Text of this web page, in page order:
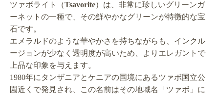
ツァボライト（Tsavorite）は、非常に珍しいグリーンガ
ーネットの一種で、その鮮やかなグリーンが特徴的な宝
石です。
エメラルドのような華やかさを持ちながらも、インクル
ージョンが少なく透明度が高いため、よりエレガントで
上品な印象を与えます。
1980年にタンザニアとケニアの国境にあるツァボ国立公
園近くで発見され、この名前はその地域名「ツァボ」に